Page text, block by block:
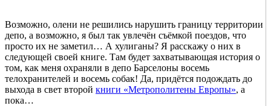
Возможно, олени не решились нарушить границу территории
депо, а возможно, я был так увлечён съёмкой поездов, что
просто их не заметил… А хулиганы? Я расскажу о них в
следующей своей книге. Там будет захватывающая история о
том, как меня охраняли в депо Барселоны восемь
телохранителей и восемь собак! Да, придётся подождать до
выхода в свет второй книги «Метрополитены Европы», а
пока…